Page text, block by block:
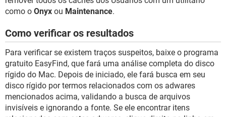
como o Onyx ou Maintenance.
Como verificar os resultados
Para verificar se existem traços suspeitos, baixe o programa
gratuito EasyFind, que fará uma análise completa do disco
rígido do Mac. Depois de iniciado, ele fará busca em seu
disco rígido por termos relacionados com os adwares
mencionados acima, validando a busca de arquivos
invisíveis e ignorando a fonte. Se ele encontrar itens